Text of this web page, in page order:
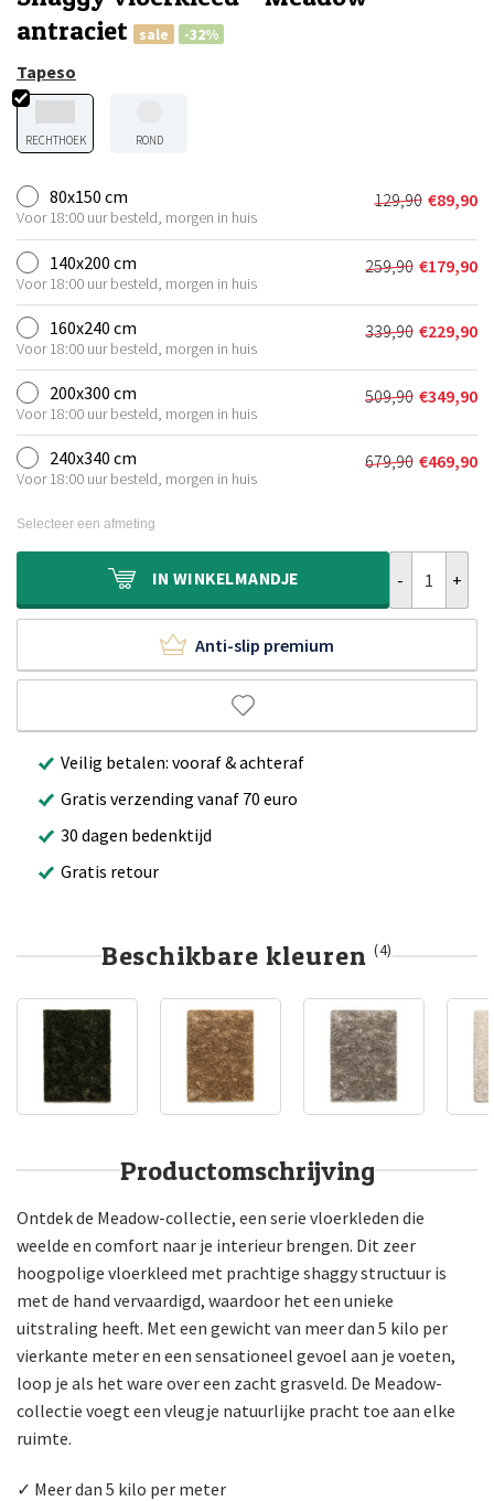
antraciet
sale -32%
Tapeso
RECHTHOEK ROND
80x150 cm
Voor 18:00 uur besteld, morgen in huis
129,90
prijs
was:
€129,90.
€89,90
Huidige
prijs
is:
€89,90.
140x200 cm
Voor 18:00 uur besteld, morgen in huis
259,90
prijs
was:
€259,90.
€179,90
Huidige
prijs
is:
€179,90.
160x240 cm
Voor 18:00 uur besteld, morgen in huis
339,90
prijs
was:
€339,90.
€229,90
Huidige
prijs
is:
€229,90.
200x300 cm
Voor 18:00 uur besteld, morgen in huis
509,90
prijs
was:
€509,90.
€349,90
Huidige
prijs
is:
€349,90.
240x340 cm
Voor 18:00 uur besteld, morgen in huis
679,90 €469,90
Huidige
Selecteer een afmeting
IN WINKELMANDJE
Anti-slip premium
Veilig betalen: vooraf & achteraf
Gratis verzending vanaf 70 euro
30 dagen bedenktijd
Gratis retour
Beschikbare kleuren (4)
Productomschrijving
Ontdek de Meadow-collectie, een serie vloerkleden die
weelde en comfort naar je interieur brengen. Dit zeer
hoogpolige vloerkleed met prachtige shaggy structuur is
met de hand vervaardigd, waardoor het een unieke
uitstraling heeft. Met een gewicht van meer dan 5 kilo per
vierkante meter en een sensationeel gevoel aan je voeten,
loop je als het ware over een zacht grasveld. De Meadow-
collectie voegt een vleugje natuurlijke pracht toe aan elke
ruimte.
✓ Meer dan 5 kilo per meter